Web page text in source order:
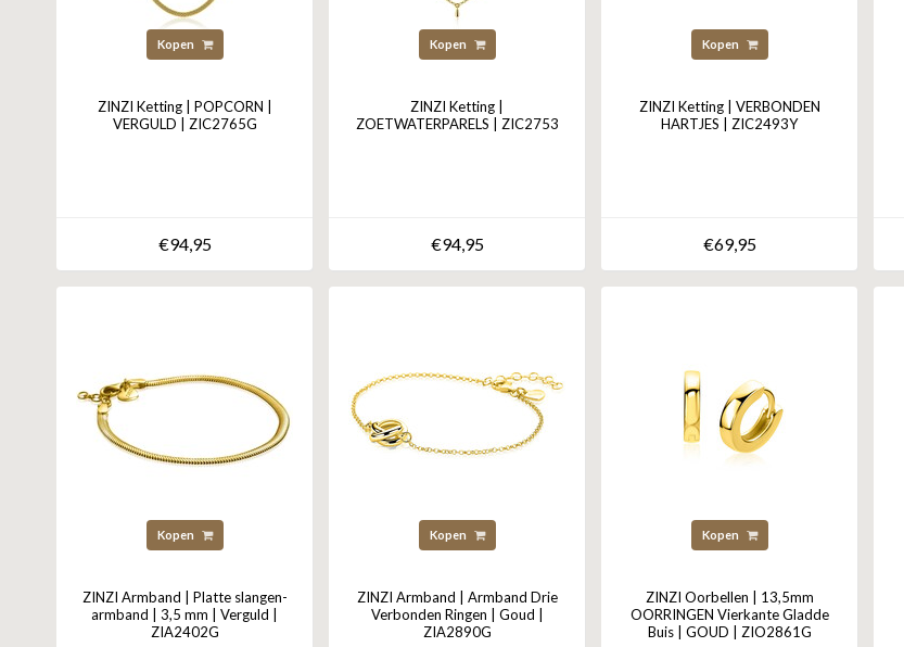
Kopen
ZINZI Ketting | POPCORN |
VERGULD | ZIC2765G
€94,95
Kopen
ZINZI Ketting |
ZOETWATERPARELS | ZIC2753
€94,95
Kopen
ZINZI Ketting | VERBONDEN
HARTJES | ZIC2493Y
€69,95
Kopen
ZINZI Armband | Platte slangen-
armband | 3,5 mm | Verguld |
ZIA2402G
Kopen
ZINZI Armband | Armband Drie
Verbonden Ringen | Goud |
ZIA2890G
Kopen
ZINZI Oorbellen | 13,5mm
OORRINGEN Vierkante Gladde
Buis | GOUD | ZIO2861G